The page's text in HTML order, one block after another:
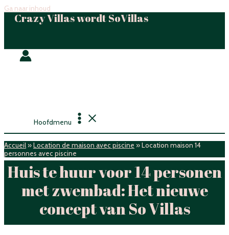
Ga naar inhoud
Crazy Villas wordt SoVillas
Hoofdmenu
Accueil»Location de maison avec piscine »Location maison 14
personnes avec piscine
Huis te huur voor 14 personen
met zwembad: Het nieuwe
concept van So Villas